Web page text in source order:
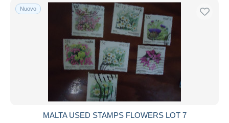
Nuovo
MALTA USED STAMPS FLOWERS LOT 7